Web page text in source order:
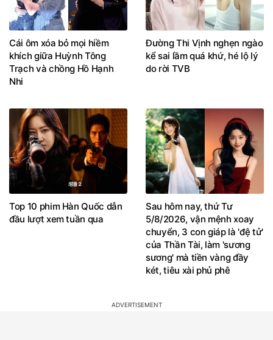
Cái ôm xóa bỏ mọi hiềm
khích giữa Huỳnh Tông
Trạch và chồng Hồ Hạnh
Nhi
Đường Thi Vịnh nghẹn ngào
kể sai lầm quá khứ, hé lộ lý
do rời TVB
Top 10 phim Hàn Quốc dẫn
đầu lượt xem tuần qua
Sau hôm nay, thứ Tư
5/8/2026, vận mệnh xoay
chuyển, 3 con giáp là 'đệ tử'
của Thần Tài, làm 'sương
sương' mà tiền vàng đầy
két, tiêu xài phủ phê